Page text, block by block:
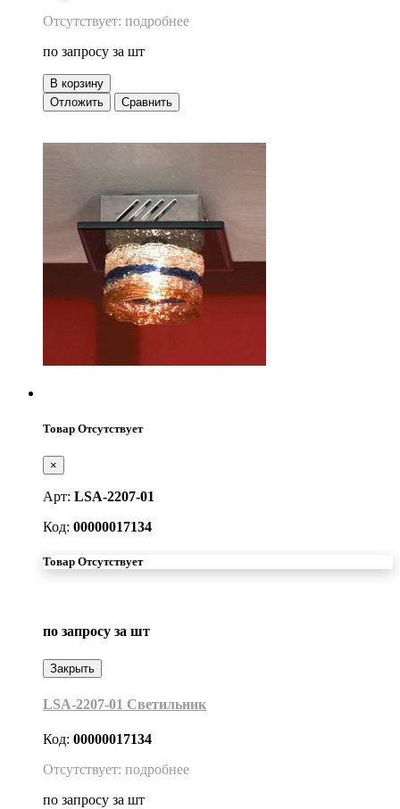
Отсутствует: подробнее
по запросу за шт
В корзину
Отложить
Сравнить
Товар Отсутствует
×
Арт: LSA-2207-01
Код: 00000017134
Товар Отсутствует
по запросу за шт
Закрыть
LSA-2207-01 Светильник
Код: 00000017134
Отсутствует: подробнее
по запросу за шт